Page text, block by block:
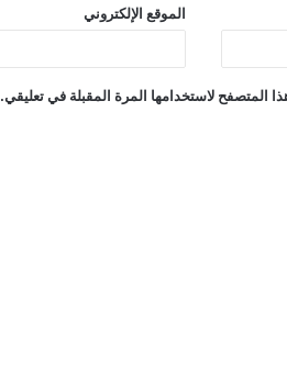
الموقع الإلكتروني
المتصفح لاستخدامها المرة المقبلة في تعليقي.